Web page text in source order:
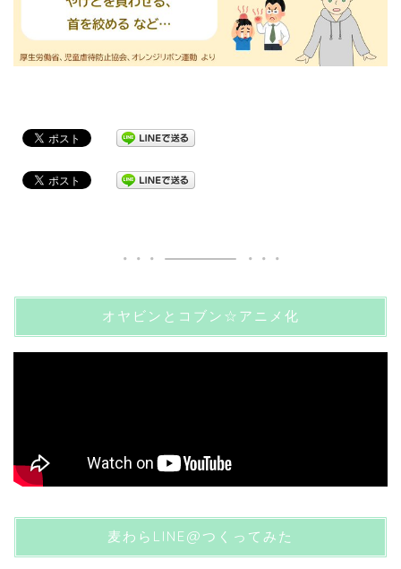
オヤビンとコブン☆アニメ化
麦わらLINE@つくってみた